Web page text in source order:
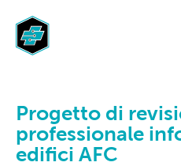
Progetto di
professionale
edifici AFC